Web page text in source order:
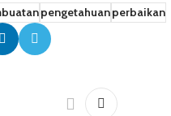
pengetahuanperbaikan